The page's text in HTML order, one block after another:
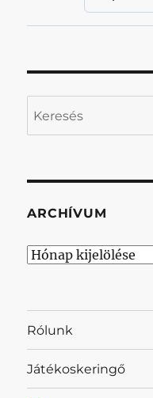
ARCHÍVUM
Archívum
Rólunk
Játékoskeringő